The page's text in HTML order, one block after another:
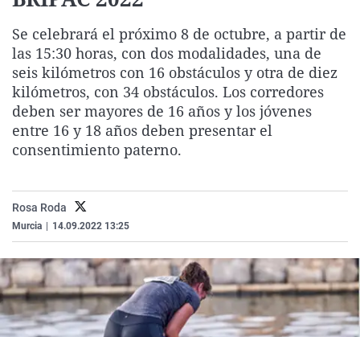
Gente viajera
Como el perro y el
Retornados
Equipo de
Operación Viuda
Galicia
La Rioja
Navarra
País Vasco
Televisión
Elecciones
Se celebrará el próximo 8 de octubre, a partir de
las 15:30 horas, con dos modalidades, una de
seis kilómetros con 16 obstáculos y otra de diez
kilómetros, con 34 obstáculos. Los corredores
deben ser mayores de 16 años y los jóvenes
entre 16 y 18 años deben presentar el
consentimiento paterno.
Rosa Roda
Murcia 14.09.2022 13:25